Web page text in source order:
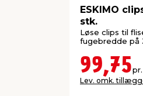
ESKIMO
stk.
Løse clips til
fugebredde på
99,75
Lev. omk.